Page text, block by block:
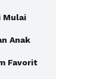
Mulai
Anak
Favorit